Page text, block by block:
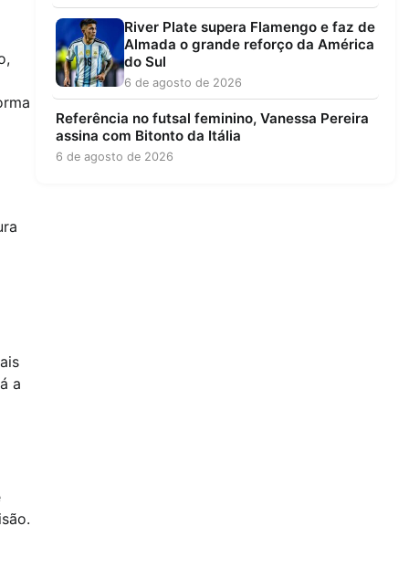
a
River Plate supera Flamengo e faz de
Almada o grande reforço da América
do Sul
6 de agosto de 2026
Referência no futsal feminino, Vanessa Pereira
assina com Bitonto da Itália
6 de agosto de 2026